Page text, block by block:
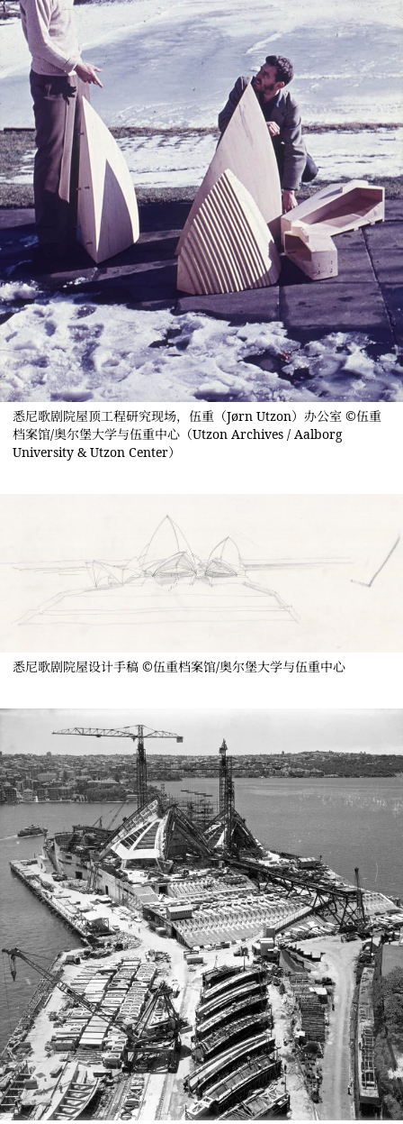
悉尼歌剧院屋顶工程研究现场，伍重（Jørn Utzon）办公室 ©伍重
档案馆/奥尔堡大学与伍重中心（Utzon Archives / Aalborg
University & Utzon Center）
悉尼歌剧院屋设计手稿 ©伍重档案馆/奥尔堡大学与伍重中心